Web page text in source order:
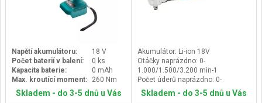
Napětí akumulátoru:
18 V
Počet baterií v balení:
0 ks
Kapacita baterie:
0 mAh
Max. kroutící moment:
260 Nm
Skladem - do 3-5 dnů u Vás
Akumulátor: Li-ion 18V
Otáčky naprázdno: 0-
1.000/1.500/3.200 min-1
Počet úderů naprázdno: 0-
1.800/2.800/4.000 min-1
Upínání nástroje: čtyřhran 1/2"
Skladem - do 3-5 dnů u Vás